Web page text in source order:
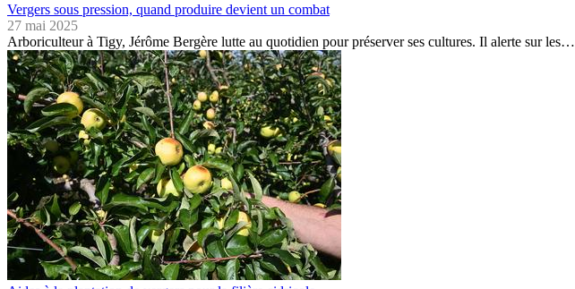
Vergers sous pression, quand produire devient un combat
27 mai 2025
Arboriculteur à Tigy, Jérôme Bergère lutte au quotidien pour préserver ses cultures. Il alerte sur les…